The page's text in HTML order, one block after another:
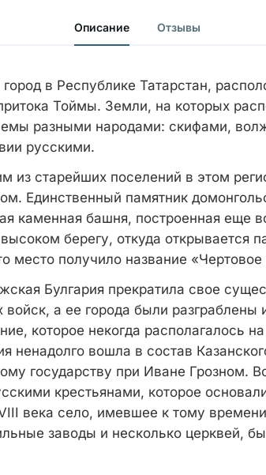
Описание Отзывы
в Республике Татарстан,
Тоймы. Земли, на которых
разными народами: скифами,
русскими.
из старейших поселений в этом
Единственный памятник
каменная башня, построенная еще
берегу, откуда открывается
место получило название
Булгария прекратила свое
войск, а ее города были
которое некогда располагалось
ненадолго вошла в состав
государству при Иване Грозном.
крестьянами, которое
века село, имевшее к тому
заводы и несколько церквей,